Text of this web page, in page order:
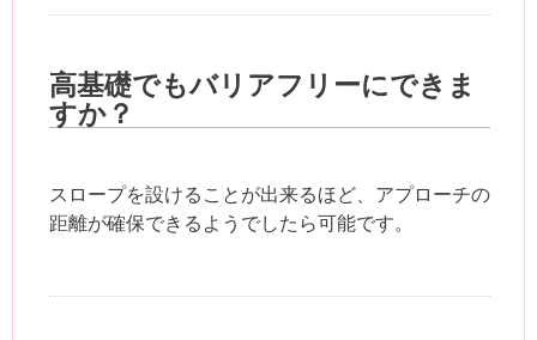
高基礎でもバリアフリーにできま
すか？
スロープを設けることが出来るほど、アプローチの
距離が確保できるようでしたら可能です。